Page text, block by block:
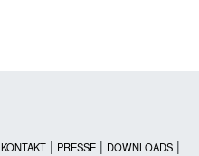
KONTAKT | PRESSE | DOWNLOADS |